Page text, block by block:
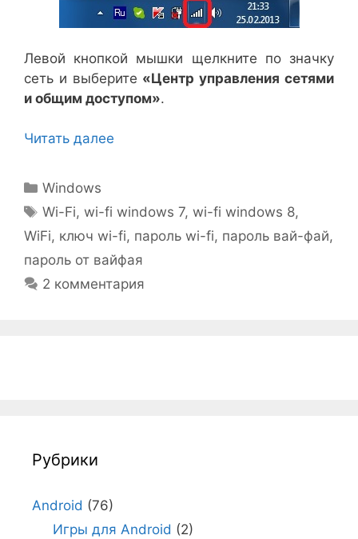
Левой кнопкой мышки щелкните по значку
сеть и выберите «Центр управления сетями
и общим доступом».
Читать далее
Рубрики
Windows
Метки
Wi-Fi,wi-fi windows 7,wi-fi windows 8,
WiFi, ключ wi-fi, пароль wi-fi, пароль вай-фай,
пароль от вайфая
2 комментария
Рубрики
Android (76)
Игры для Android (2)